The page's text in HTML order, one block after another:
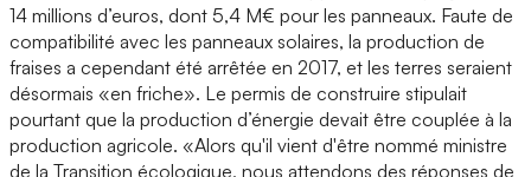
14 millions d’euros, dont 5,4 M€ pour les panneaux. Faute de
compatibilité avec les panneaux solaires, la production de
fraises a cependant été arrêtée en 2017, et les terres seraient
désormais «en friche». Le permis de construire stipulait
pourtant que la production d’énergie devait être couplée à la
production agricole. «Alors qu'il vient d'être nommé ministre
de la Transition écologique, nous attendons des réponses de